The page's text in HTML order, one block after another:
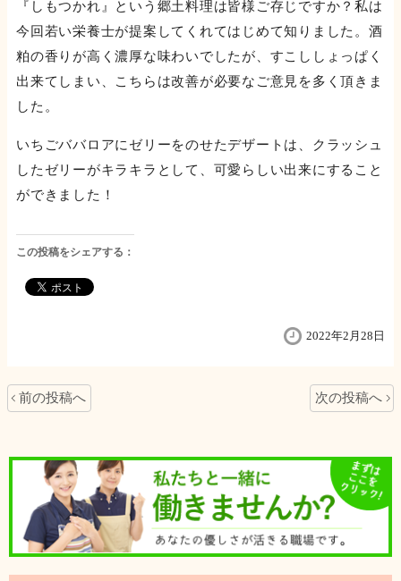
『しもつかれ』という郷土料理は皆様ご存じですか？私は
今回若い栄養士が提案してくれてはじめて知りました。酒
粕の香りが高く濃厚な味わいでしたが、すこししょっぱく
出来てしまい、こちらは改善が必要なご意見を多く頂きま
した。
いちごババロアにゼリーをのせたデザートは、クラッシュ
したゼリーがキラキラとして、可愛らしい出来にすること
ができました！
この投稿をシェアする：
2022年2月28日
前の投稿へ 次の投稿へ